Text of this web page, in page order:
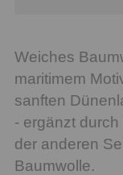
Weiches
maritimem
sanften
- ergänzt
der anderen
Baumwolle.